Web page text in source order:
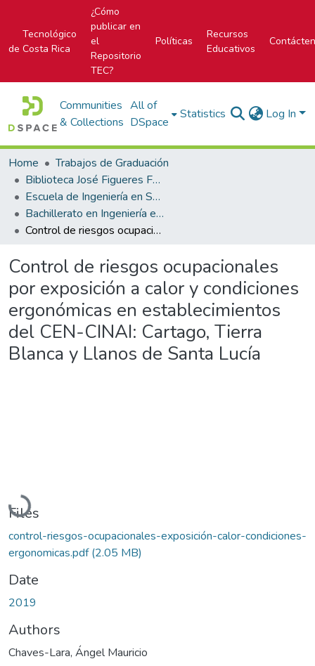
Tecnológico
de Costa Rica
¿Cómo
publicar en
el
Repositorio
TEC?
Políticas
Recursos
Educativos
Communities
& Collections
All of
DSpace
Statistics Log In
Home
Trabajos de Graduación
Biblioteca José Figueres Ferrer
Escuela de Ingeniería en Seguridad Laboral e Higiene Ambiental
Bachillerato en Ingeniería en Seguridad Laboral e Higiene Ambiental
Control de riesgos ocupacionales por exposición a calor y condiciones ergonómicas en establecimientos del CEN-CINAI: Cartago, Tierra Blanca y Llanos de Santa Lucía
Control de riesgos ocupacionales
por exposición a calor y condiciones
ergonómicas en establecimientos
del CEN-CINAI: Cartago, Tierra
Blanca y Llanos de Santa Lucía
Loading...
Files
control-riesgos-ocupacionales-exposición-calor-condiciones-
ergonomicas.pdf(2.05 MB)
Date
2019
Authors
Chaves-Lara, Ángel Mauricio